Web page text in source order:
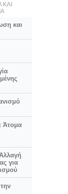
και
Άτομα
για